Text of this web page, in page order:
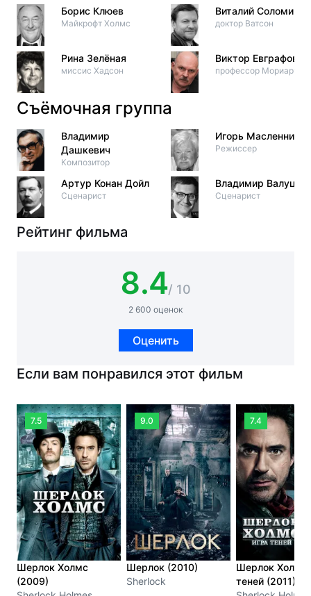
Борис Клюев
Майкрофт Холмс
Рина Зелёная
миссис Хадсон
Виталий Соломин
доктор Ватсон
Виктор Евграфов
профессор Мориарти
Съёмочная группа
Владимир
Дашкевич
Композитор
Артур Конан Дойл
Сценарист
Игорь Масленников
Режиссер
Владимир
Сценарист
Рейтинг фильма
8.4/ 10
2 600 оценок
Оценить
Если вам понравился этот фильм
7.5
Шерлок Холмс
(2009)
9.0
Шерлок (2010)
Sherlock
7.4
Шерлок
теней (2011)